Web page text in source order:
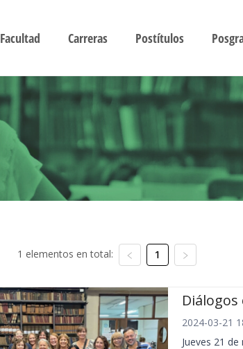
Facultad Carreras Postítulos
1 elementos en total: 1
2024-03-21
Jueves 21